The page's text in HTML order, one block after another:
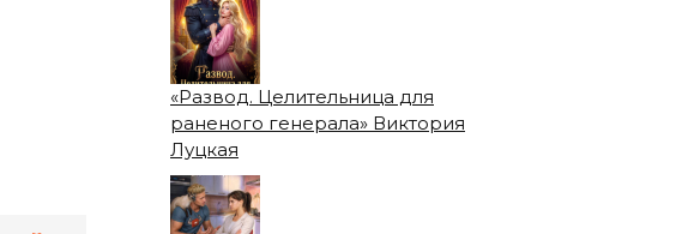
«Развод. Целительница для
раненого генерала» Виктория
Луцкая